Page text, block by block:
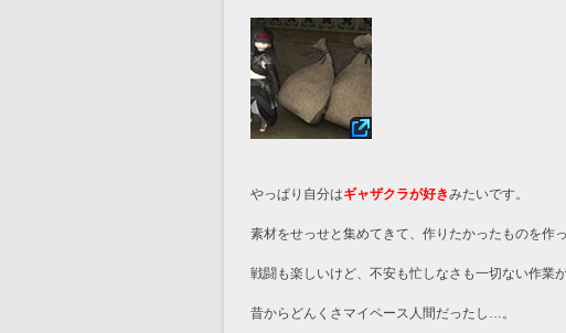
やっぱり自分はギャザクラが好きみたいです。
素材をせっせと集めてきて、作りたかったものを作
戦闘も楽しいけど、不安も忙しなさも一切ない作業
昔からどんくさマイペース人間だったし…。